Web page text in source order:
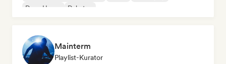
Deep House
Dubstep
Mainterm
Playlist-Kurator